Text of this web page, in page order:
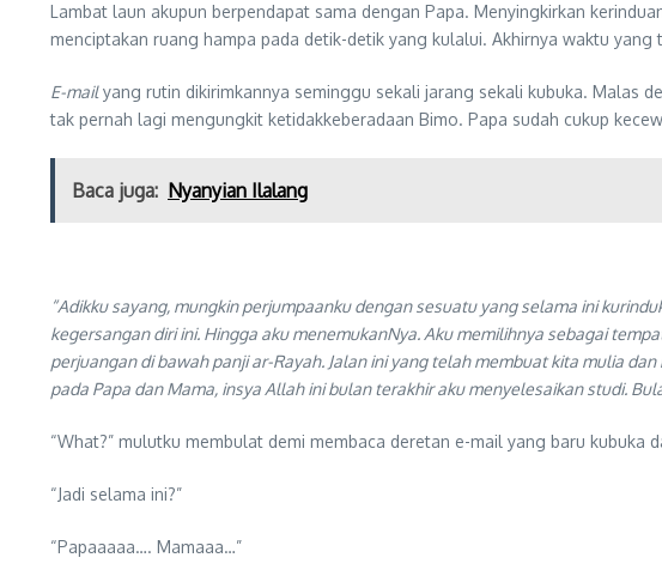
Lambat laun akupun berpendapat sama dengan Papa. Menyingkirkan
menciptakan ruang hampa pada detik-detik yang kulalui. Akhirnya waktu
E-mailyang rutin dikirimkannya seminggu sekali jarang sekali kubuka. Malas
tak pernah lagi mengungkit ketidakkeberadaan Bimo. Papa sudah cukup
Baca juga: Nyanyian Ilalang
“Adikku sayang, mungkin perjumpaanku dengan sesuatu yang selama ini
kegersangan diri ini. Hingga aku menemukanNya. Aku memilihnya sebagai
perjuangan di bawah panji ar-Rayah. Jalan ini yang telah membuat kita mulia
pada Papa dan Mama, insya Allah ini bulan terakhir aku menyelesaikan studi.
“What?” mulutku membulat demi membaca deretan e-mail yang baru kubuka
“Jadi selama ini?”
“Papaaaaa…. Mamaaa…”